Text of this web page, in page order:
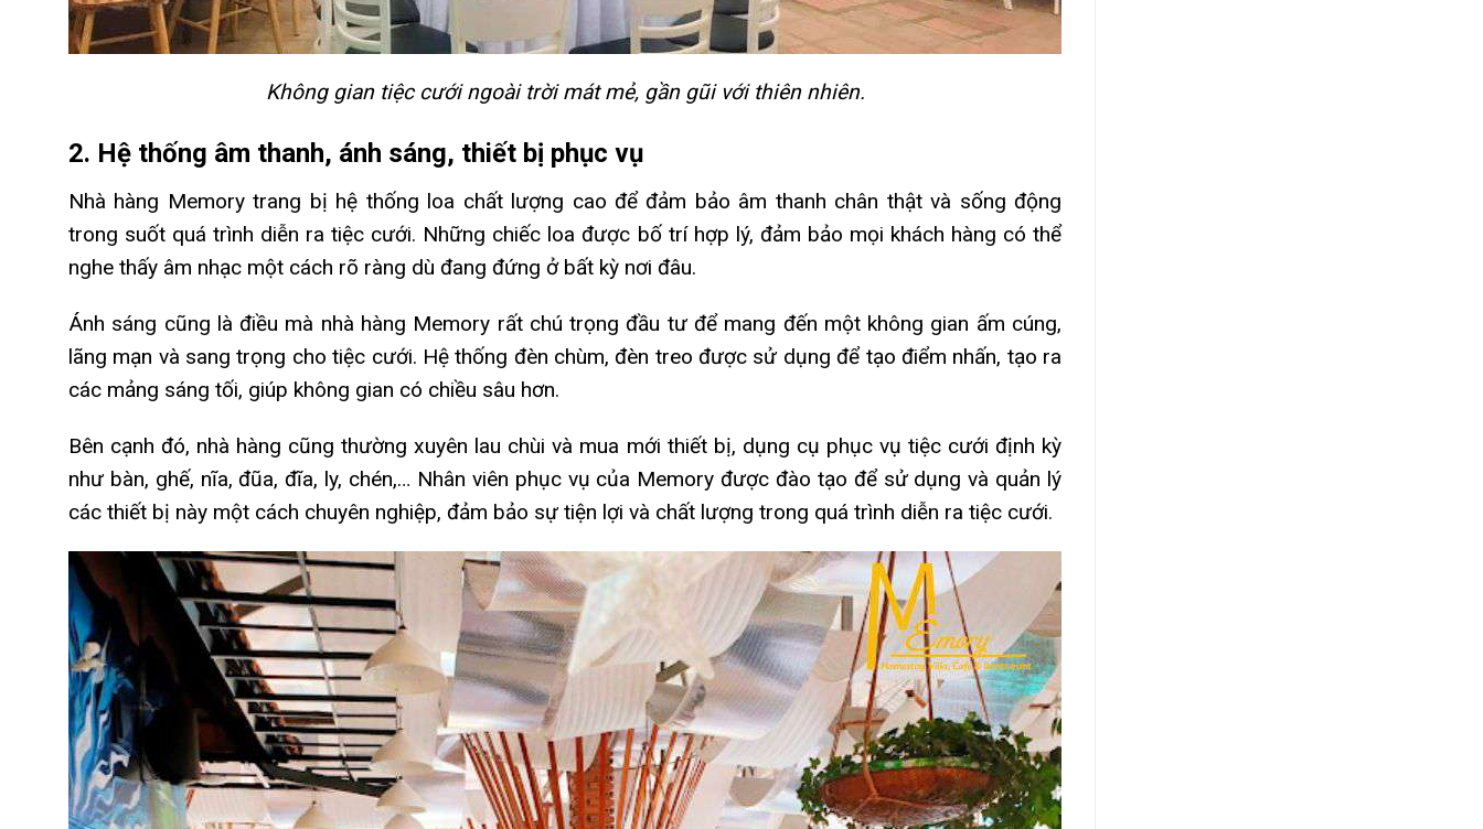
Không gian tiệc cưới ngoài trời mát mẻ, gần gũi với thiên nhiên.
2. Hệ thống âm thanh, ánh sáng, thiết bị phục vụ
Nhà hàng Memory trang bị hệ thống loa chất lượng cao để đảm bảo âm thanh chân thật và sống động
trong suốt quá trình diễn ra tiệc cưới. Những chiếc loa được bố trí hợp lý, đảm bảo mọi khách hàng có thể
nghe thấy âm nhạc một cách rõ ràng dù đang đứng ở bất kỳ nơi đâu.
Ánh sáng cũng là điều mà nhà hàng Memory rất chú trọng đầu tư để mang đến một không gian ấm cúng,
lãng mạn và sang trọng cho tiệc cưới. Hệ thống đèn chùm, đèn treo được sử dụng để tạo điểm nhấn, tạo ra
các mảng sáng tối, giúp không gian có chiều sâu hơn.
Bên cạnh đó, nhà hàng cũng thường xuyên lau chùi và mua mới thiết bị, dụng cụ phục vụ tiệc cưới định kỳ
như bàn, ghế, nĩa, đũa, đĩa, ly, chén,… Nhân viên phục vụ của Memory được đào tạo để sử dụng và quản lý
các thiết bị này một cách chuyên nghiệp, đảm bảo sự tiện lợi và chất lượng trong quá trình diễn ra tiệc cưới.